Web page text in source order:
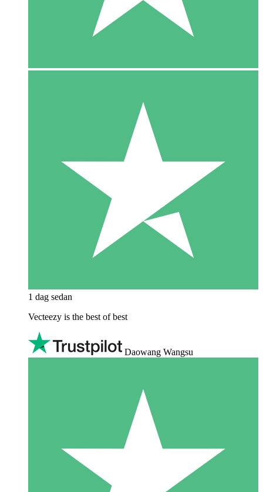
1 dag sedan
Vecteezy is the best of best
Daowang Wangsu